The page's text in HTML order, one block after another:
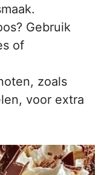
Gebruik
of
zoals
voor extra